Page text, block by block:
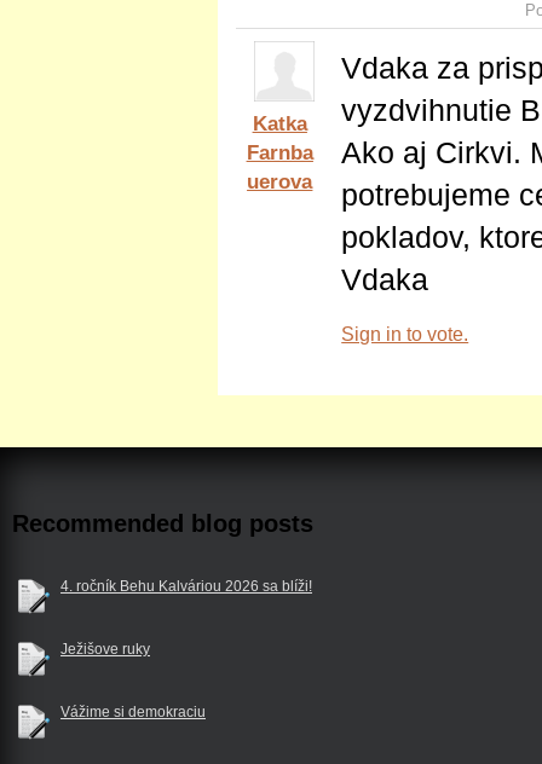
Katka
Farnba
uerova
Vdaka za
vyzdvihnutie
Ako aj Cirkvi.
potrebujeme
pokladov,
Vdaka
Sign in to vote.
Recommended blog posts
4. ročník Behu Kalváriou 2026 sa blíži!
Ježišove ruky
Vážime si demokraciu